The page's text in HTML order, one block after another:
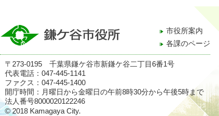
市役所案内
各課のページ
〒273-0195 千葉県鎌ケ谷市新鎌ケ谷二丁目6番1号
代表電話：047-445-1141
ファクス：047-445-1400
開庁時間：月曜日から金曜日の午前8時30分から午後5時まで
法人番号8000020122246
© 2018 Kamagaya City.